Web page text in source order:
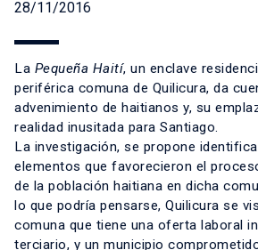
28/11/2016
La Pequeña Haití, un enclave
periférica comuna de Quilicura, da
advenimiento de haitianos y, su
realidad inusitada para Santiago.
La investigación, se propone
elementos que favorecieron el
de la población haitiana en dicha
lo que podría pensarse, Quilicura se
comuna que tiene una oferta laboral
terciario, y un municipio